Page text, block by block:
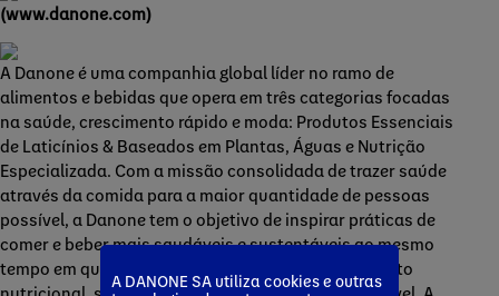
(www.danone.com)
A Danone é uma companhia global líder no ramo de
alimentos e bebidas que opera em três categorias focadas
na saúde, crescimento rápido e moda: Produtos Essenciais
de Laticínios & Baseados em Plantas, Águas e Nutrição
Especializada. Com a missão consolidada de trazer saúde
através da comida para a maior quantidade de pessoas
possível, a Danone tem o objetivo de inspirar práticas de
comer e beber mais saudáveis e sustentáveis ao mesmo
tempo em que se compromete a alcançar um impacto
A DANONE SA utiliza cookies e outras